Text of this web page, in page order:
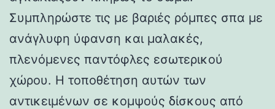
Συμπληρώστε τις με βαριές ρόμπες σπα με
ανάγλυφη ύφανση και μαλακές,
πλενόμενες παντόφλες εσωτερικού
χώρου. Η τοποθέτηση αυτών των
αντικειμένων σε κομψούς δίσκους από